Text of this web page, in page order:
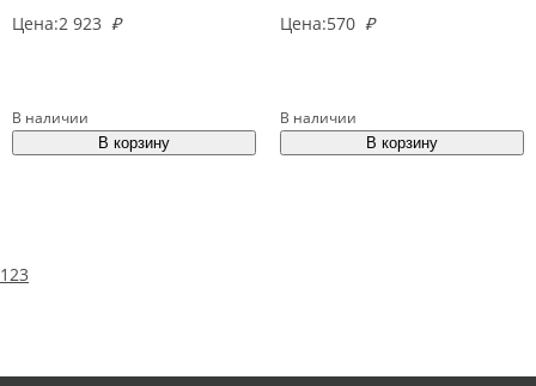
Цена:2 923 ₽
В наличии
Цена:570 ₽
В наличии
123